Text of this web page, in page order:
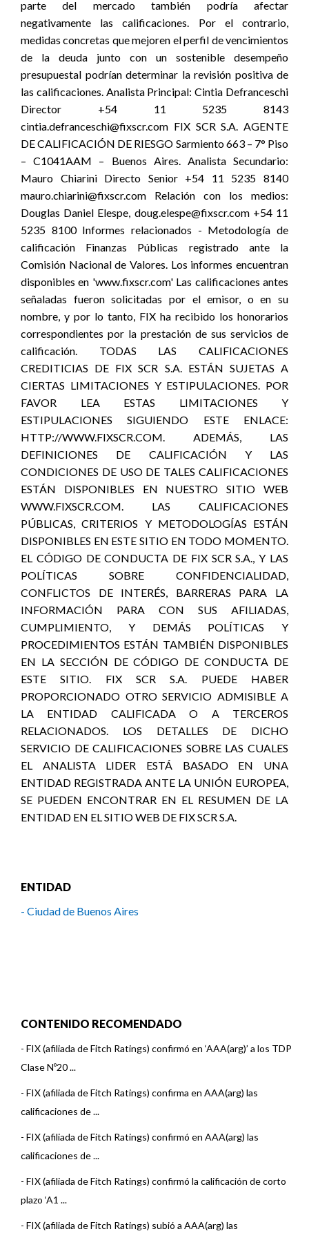
parte del mercado también podría afectar
negativamente las calificaciones. Por el contrario,
medidas concretas que mejoren el perfil de vencimientos
de la deuda junto con un sostenible desempeño
presupuestal podrían determinar la revisión positiva de
las calificaciones. Analista Principal: Cintia Defranceschi
Director +54 11 5235 8143
cintia.defranceschi@fixscr.com FIX SCR S.A. AGENTE
DE CALIFICACIÓN DE RIESGO Sarmiento 663 – 7° Piso
– C1041AAM – Buenos Aires. Analista Secundario:
Mauro Chiarini Directo Senior +54 11 5235 8140
mauro.chiarini@fixscr.com Relación con los medios:
Douglas Daniel Elespe, doug.elespe@fixscr.com +54 11
5235 8100 Informes relacionados - Metodología de
calificación Finanzas Públicas registrado ante la
Comisión Nacional de Valores. Los informes encuentran
disponibles en 'www.fixscr.com' Las calificaciones antes
señaladas fueron solicitadas por el emisor, o en su
nombre, y por lo tanto, FIX ha recibido los honorarios
correspondientes por la prestación de sus servicios de
calificación. TODAS LAS CALIFICACIONES
CREDITICIAS DE FIX SCR S.A. ESTÁN SUJETAS A
CIERTAS LIMITACIONES Y ESTIPULACIONES. POR
FAVOR LEA ESTAS LIMITACIONES Y
ESTIPULACIONES SIGUIENDO ESTE ENLACE:
HTTP://WWW.FIXSCR.COM. ADEMÁS, LAS
DEFINICIONES DE CALIFICACIÓN Y LAS
CONDICIONES DE USO DE TALES CALIFICACIONES
ESTÁN DISPONIBLES EN NUESTRO SITIO WEB
WWW.FIXSCR.COM. LAS CALIFICACIONES
PÚBLICAS, CRITERIOS Y METODOLOGÍAS ESTÁN
DISPONIBLES EN ESTE SITIO EN TODO MOMENTO.
EL CÓDIGO DE CONDUCTA DE FIX SCR S.A., Y LAS
POLÍTICAS SOBRE CONFIDENCIALIDAD,
CONFLICTOS DE INTERÉS, BARRERAS PARA LA
INFORMACIÓN PARA CON SUS AFILIADAS,
CUMPLIMIENTO, Y DEMÁS POLÍTICAS Y
PROCEDIMIENTOS ESTÁN TAMBIÉN DISPONIBLES
EN LA SECCIÓN DE CÓDIGO DE CONDUCTA DE
ESTE SITIO. FIX SCR S.A. PUEDE HABER
PROPORCIONADO OTRO SERVICIO ADMISIBLE A
LA ENTIDAD CALIFICADA O A TERCEROS
RELACIONADOS. LOS DETALLES DE DICHO
SERVICIO DE CALIFICACIONES SOBRE LAS CUALES
EL ANALISTA LIDER ESTÁ BASADO EN UNA
ENTIDAD REGISTRADA ANTE LA UNIÓN EUROPEA,
SE PUEDEN ENCONTRAR EN EL RESUMEN DE LA
ENTIDAD EN EL SITIO WEB DE FIX SCR S.A.
ENTIDAD
- Ciudad de Buenos Aires
CONTENIDO RECOMENDADO
- FIX (afiliada de Fitch Ratings) confirmó en ‘AAA(arg)’ a los TDP
Clase Nº20 ...
- FIX (afiliada de Fitch Ratings) confirma en AAA(arg) las
calificaciones de ...
- FIX (afiliada de Fitch Ratings) confirmó en AAA(arg) las
calificaciones de ...
- FIX (afiliada de Fitch Ratings) confirmó la calificación de corto
plazo ‘A1 ...
- FIX (afiliada de Fitch Ratings) subió a AAA(arg) las